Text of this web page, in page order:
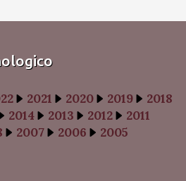
2021 2020 2019
2018
2014 2013 2012
2011
2007 2006 2005